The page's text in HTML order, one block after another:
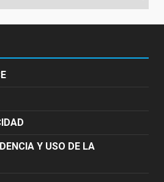
Y USO DE LA